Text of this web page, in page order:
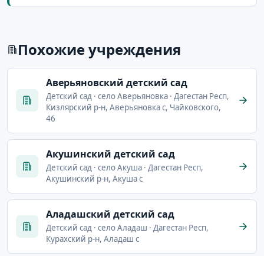
Похожие учреждения
Аверьяновский детский сад
Детский сад · село Аверьяновка · Дагестан Респ,
Кизлярский р-н, Аверьяновка с, Чайковского,
46
Акушинский детский сад
Детский сад · село Акуша · Дагестан Респ,
Акушинский р-н, Акуша с
Аладашский детский сад
Детский сад · село Аладаш · Дагестан Респ,
Курахский р-н, Аладаш с